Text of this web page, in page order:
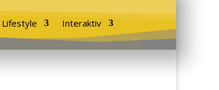
Lifestyle
Interaktiv